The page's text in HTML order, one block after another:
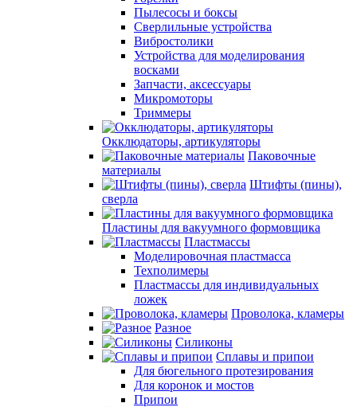
Пылесосы и боксы
Сверлильные устройства
Вибростолики
Устройства для моделирования
восками
Запчасти, аксессуары
Микромоторы
Триммеры
Окклюдаторы, артикуляторы
Паковочные
материалы
Штифты (пины),
сверла
Пластины для вакуумного формовщика
Пластмассы
Моделировочная пластмасса
Техполимеры
Пластмассы для индивидуальных
ложек
Проволока, кламеры
Разное
Силиконы
Сплавы и припои
Для бюгельного протезирования
Для коронок и мостов
Припои